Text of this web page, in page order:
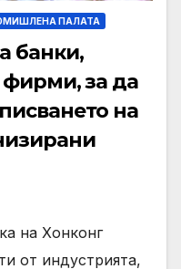
ПАЛАТА
банки,
фирми, за да
на
на Хонконг
от индустрията,